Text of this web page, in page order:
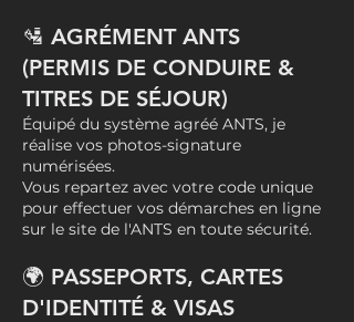
🛂 AGRÉMENT ANTS
(PERMIS DE CONDUIRE &
TITRES DE SÉJOUR)
Équipé du système agréé ANTS, je
réalise vos photos-signature
numérisées.
Vous repartez avec votre code unique
pour effectuer vos démarches en ligne
sur le site de l'ANTS en toute sécurité.
🌍 PASSEPORTS, CARTES
D'IDENTITÉ & VISAS